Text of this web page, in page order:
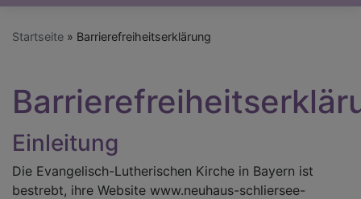
Startseite Barrierefreiheitserklärung
Einleitung
Die Evangelisch-Lutherischen Kirche in Bayern ist
bestrebt, ihre Website www.neuhaus-schliersee-